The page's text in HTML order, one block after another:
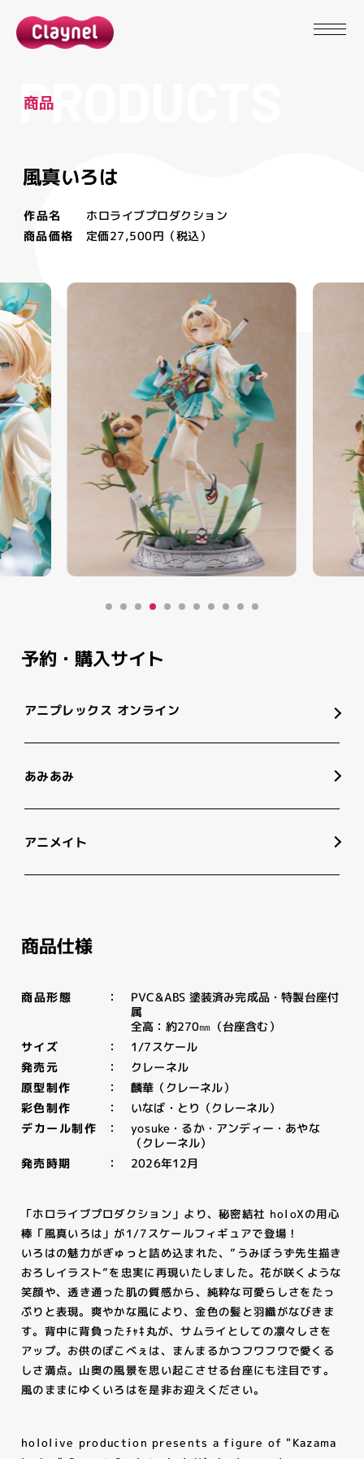
NEWS
ニュース
PRODUCTS
PR
商品
風真いろは
作品名 ホロライブプロダクション
商品価格 定価27,500円（税込）
予約・購入サイト
アニプレックス オンライン
あみあみ
アニメイト
商品仕様
商品形態 PVC&ABS 塗装済み完成品・特製台座付
属
全高：約270㎜（台座含む）
サイズ 1/7スケール
発売元 クレーネル
原型制作 麟華（クレーネル）
彩色制作 いなば・とり（クレーネル）
デカール制作 yosuke・るか・アンディー・あやな
（クレーネル）
発売時期 2026年12月
「ホロライブプロダクション」より、秘密結社 holoXの用心
棒「風真いろは」が1/7スケールフィギュアで登場！
いろはの魅力がぎゅっと詰め込まれた、”うみぼうず先生描き
おろしイラスト”を忠実に再現いたしました。花が咲くような
笑顔や、透き通った肌の質感から、純粋な可愛らしさをたっ
ぷりと表現。爽やかな風により、金色の髪と羽織がなびきま
す。背中に背負ったﾁｬｷ丸が、サムライとしての凛々しさを
アップ。お供のぽこべぇは、まんまるかつフワフワで愛くる
しさ満点。山奥の風景を思い起こさせる台座にも注目です。
風のままにゆくいろはを是非お迎えください。
hololive production presents a figure of "Kazama